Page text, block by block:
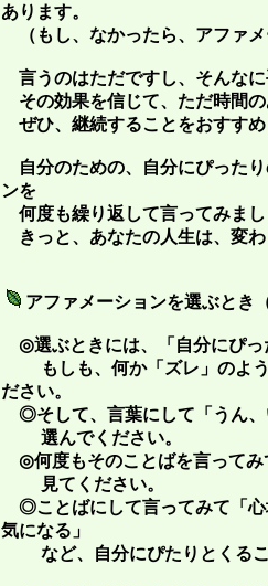
あります。
（もし、なかったら、アファ
言うのはただですし、そんな
その効果を信じて、ただ時間
ぜひ、継続することをおすす
自分のための、自分にぴった
ンを
何度も繰り返して言ってみま
きっと、あなたの人生は、変
アファメーションを選ぶとき
◎選ぶときには、「自分にぴっ
もしも、何か「ズレ」のよう
ださい。
◎そして、言葉にして「うん、
選んでください。
◎何度もそのことばを言ってみ
見てください。
◎ことばにして言ってみて「心
気になる」
など、自分にぴたりとくるこ